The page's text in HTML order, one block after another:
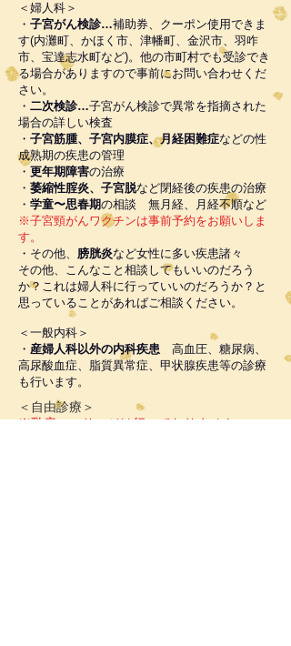
​＜婦人科＞
・ 子宮がん検診…補助券、クーポン使用できま
す(内灘町、かほく市、津幡町、金沢市、羽咋
市、宝達志水町など)。他の市町村でも受診でき
る場合がありますので事前にお問い合わせくだ
さい。
・ 二次検診…子宮がん検診で異常を指摘された
場合の詳しい検査
・ 子宮筋腫、子宮内膜症、月経困難症などの性
成熟期の疾患の管理
​・ 更年期障害の治療
​・ 萎縮性腟炎、子宮脱など閉経後の疾患の治療
・ 学童〜思春期の相談 無月経、月経不順など
※子宮頸がんワクチンは事前予約をお願いしま
す。
・ その他、 膀胱炎など女性に多い疾患諸々
​その他、こんなこと相談してもいいのだろう
か？これは婦人科に行っていいのだろうか？と
思っていることがあればご相談ください。
​＜一般内科＞
・ 産婦人科以外の内科疾患 高血圧、糖尿病、
高尿酸血症、脂質異常症、甲状腺疾患等の診療
も行います。
＜自由診療＞
※乳房マッサージは行っておりません